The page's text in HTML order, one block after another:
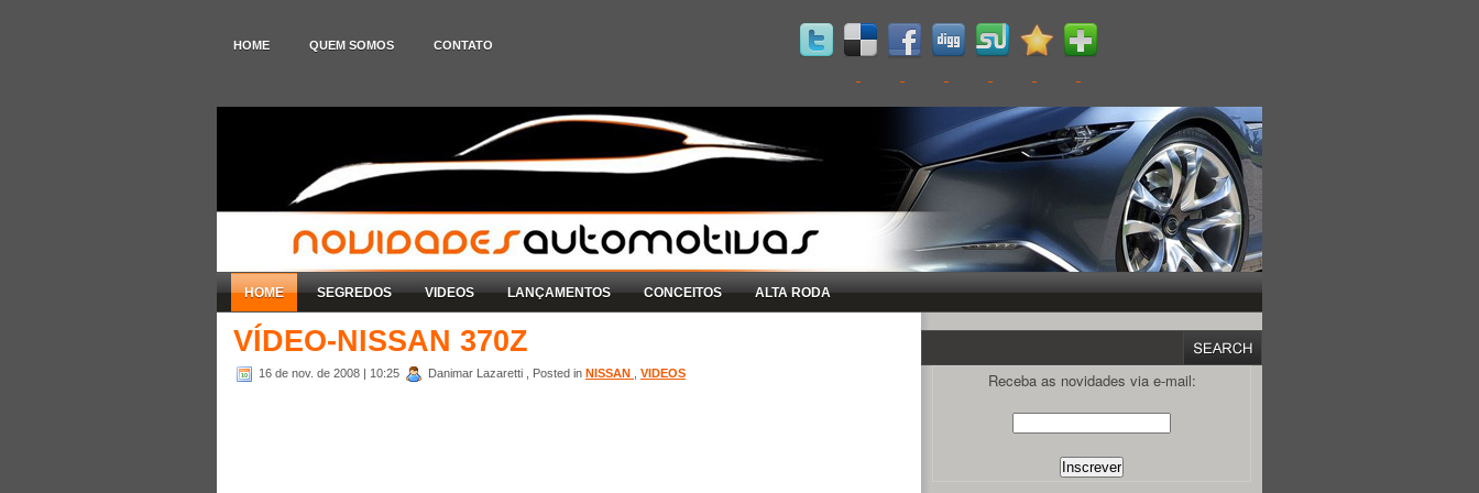
HOME QUEM SOMOS CONTATO
HOME SEGREDOS VIDEOS LANÇAMENTOS CONCEITOS ALTA RODA
VÍDEO-NISSAN 370Z
16 de nov. de 2008 | 10:25 Danimar Lazaretti , Posted in NISSAN VIDEOS Receba as novidades via e-mail: